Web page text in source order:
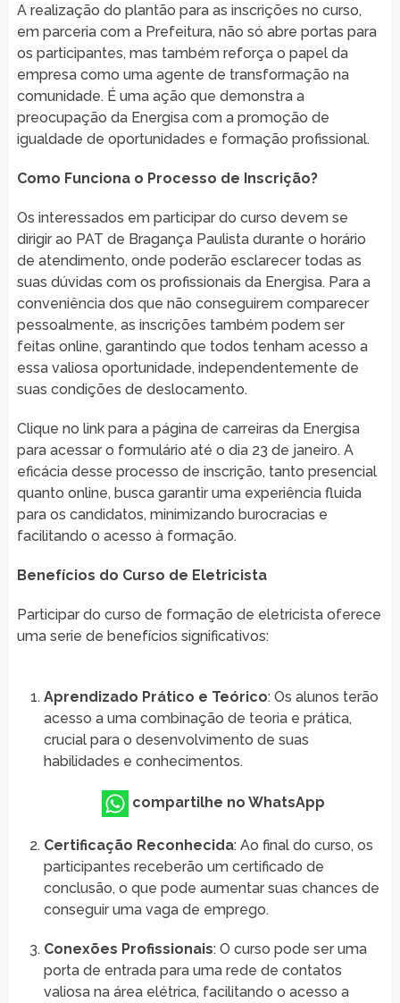
A realização do plantão para as inscrições no curso,
em parceria com a Prefeitura, não só abre portas para
os participantes, mas também reforça o papel da
empresa como uma agente de transformação na
comunidade. É uma ação que demonstra a
preocupação da Energisa com a promoção de
igualdade de oportunidades e formação profissional.
Como Funciona o Processo de Inscrição?
Os interessados em participar do curso devem se
dirigir ao PAT de Bragança Paulista durante o horário
de atendimento, onde poderão esclarecer todas as
suas dúvidas com os profissionais da Energisa. Para a
conveniência dos que não conseguirem comparecer
pessoalmente, as inscrições também podem ser
feitas online, garantindo que todos tenham acesso a
essa valiosa oportunidade, independentemente de
suas condições de deslocamento.
Clique no link para a página de carreiras da Energisa
para acessar o formulário até o dia 23 de janeiro. A
eficácia desse processo de inscrição, tanto presencial
quanto online, busca garantir uma experiência fluida
para os candidatos, minimizando burocracias e
facilitando o acesso à formação.
Benefícios do Curso de Eletricista
Participar do curso de formação de eletricista oferece
uma serie de benefícios significativos:
Aprendizado Prático e Teórico: Os alunos terão
acesso a uma combinação de teoria e prática,
crucial para o desenvolvimento de suas
habilidades e conhecimentos.
compartilhe no WhatsApp
Certificação Reconhecida: Ao final do curso, os
participantes receberão um certificado de
conclusão, o que pode aumentar suas chances de
conseguir uma vaga de emprego.
Conexões Profissionais: O curso pode ser uma
porta de entrada para uma rede de contatos
valiosa na área elétrica, facilitando o acesso a